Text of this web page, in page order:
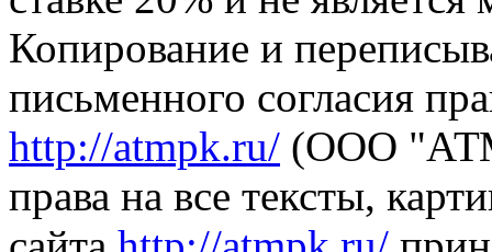
Копирование и
письменного согласия
http://atmpk.ru/ (ООО
права на все тексты,